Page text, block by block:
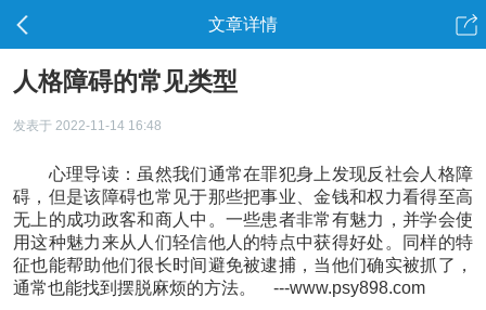
文章详情
人格障碍的常见类型
发表于 2022-11-14 16:48
心理导读：虽然我们通常在罪犯身上发现反社会人格障
碍，但是该障碍也常见于那些把事业、金钱和权力看得至高
无上的成功政客和商人中。一些患者非常有魅力，并学会使
用这种魅力来从人们轻信他人的特点中获得好处。同样的特
征也能帮助他们很长时间避免被逮捕，当他们确实被抓了，
通常也能找到摆脱麻烦的方法。 ---www.psy898.com